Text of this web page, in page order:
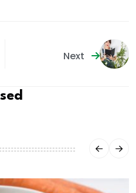
Next